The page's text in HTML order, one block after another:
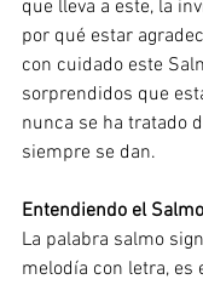
que lleva a este, la
por qué estar
con cuidado este
sorprendidos que
nunca se ha tratado
siempre se dan.
Entendiendo el Salmo
La palabra salmo
melodía con letra, es